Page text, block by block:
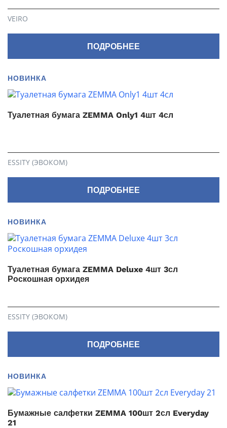
VEIRO
ПОДРОБНЕЕ
НОВИНКА
Туалетная бумага ZEMMA Only1 4шт 4сл
ESSITY (ЭВОКОМ)
ПОДРОБНЕЕ
НОВИНКА
Туалетная бумага ZEMMA Deluxe 4шт 3сл
Роскошная орхидея
ESSITY (ЭВОКОМ)
ПОДРОБНЕЕ
НОВИНКА
Бумажные салфетки ZEMMA 100шт 2сл Everyday
21